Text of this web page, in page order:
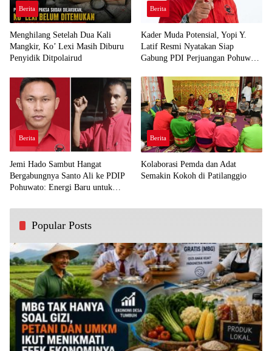
Berita
Menghilang Setelah Dua Kali
Mangkir, Ko’ Lexi Masih Diburu
Penyidik Ditpolairud
Berita
Kader Muda Potensial, Yopi Y.
Latif Resmi Nyatakan Siap
Gabung PDI Perjuangan Pohuwato
Berita
Jemi Hado Sambut Hangat
Bergabungnya Santo Ali ke PDIP
Pohuwato: Energi Baru untuk
Berita
Kolaborasi Pemda dan Adat
Semakin Kokoh di Patilanggio
Popular Posts